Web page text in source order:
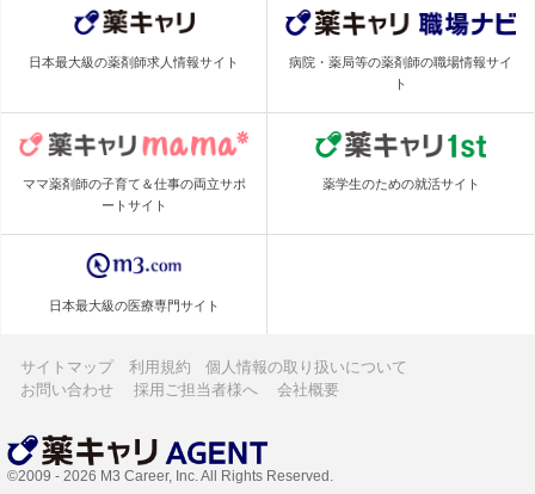
日本最大級の薬剤師求人情報サイト
病院・薬局等の薬剤師の職場情報サイ
ト
ママ薬剤師の子育て＆仕事の両立サポ
ートサイト
薬学生のための就活サイト
日本最大級の医療専門サイト
サイトマップ 利用規約
個人情報の取り扱いについて
お問い合わせ
採用ご担当者様へ 会社概要
©2009 - 2026 M3 Career, Inc. All Rights Reserved.